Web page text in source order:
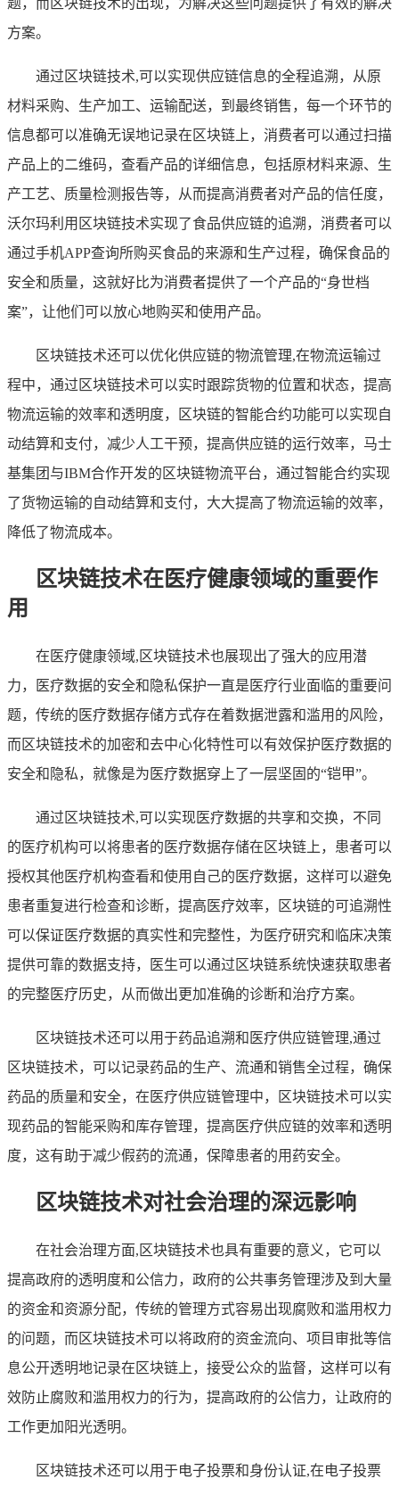
题，而区块链技术的出现，为解决这些问题提供了有效的解决
方案。
通过区块链技术,可以实现供应链信息的全程追溯，从原
材料采购、生产加工、运输配送，到最终销售，每一个环节的
信息都可以准确无误地记录在区块链上，消费者可以通过扫描
产品上的二维码，查看产品的详细信息，包括原材料来源、生
产工艺、质量检测报告等，从而提高消费者对产品的信任度，
沃尔玛利用区块链技术实现了食品供应链的追溯，消费者可以
通过手机APP查询所购买食品的来源和生产过程，确保食品的
安全和质量，这就好比为消费者提供了一个产品的“身世档
案”，让他们可以放心地购买和使用产品。
区块链技术还可以优化供应链的物流管理,在物流运输过
程中，通过区块链技术可以实时跟踪货物的位置和状态，提高
物流运输的效率和透明度，区块链的智能合约功能可以实现自
动结算和支付，减少人工干预，提高供应链的运行效率，马士
基集团与IBM合作开发的区块链物流平台，通过智能合约实现
了货物运输的自动结算和支付，大大提高了物流运输的效率，
降低了物流成本。
区块链技术在医疗健康领域的重要作
用
在医疗健康领域,区块链技术也展现出了强大的应用潜
力，医疗数据的安全和隐私保护一直是医疗行业面临的重要问
题，传统的医疗数据存储方式存在着数据泄露和滥用的风险，
而区块链技术的加密和去中心化特性可以有效保护医疗数据的
安全和隐私，就像是为医疗数据穿上了一层坚固的“铠甲”。
通过区块链技术,可以实现医疗数据的共享和交换，不同
的医疗机构可以将患者的医疗数据存储在区块链上，患者可以
授权其他医疗机构查看和使用自己的医疗数据，这样可以避免
患者重复进行检查和诊断，提高医疗效率，区块链的可追溯性
可以保证医疗数据的真实性和完整性，为医疗研究和临床决策
提供可靠的数据支持，医生可以通过区块链系统快速获取患者
的完整医疗历史，从而做出更加准确的诊断和治疗方案。
区块链技术还可以用于药品追溯和医疗供应链管理,通过
区块链技术，可以记录药品的生产、流通和销售全过程，确保
药品的质量和安全，在医疗供应链管理中，区块链技术可以实
现药品的智能采购和库存管理，提高医疗供应链的效率和透明
度，这有助于减少假药的流通，保障患者的用药安全。
区块链技术对社会治理的深远影响
在社会治理方面,区块链技术也具有重要的意义，它可以
提高政府的透明度和公信力，政府的公共事务管理涉及到大量
的资金和资源分配，传统的管理方式容易出现腐败和滥用权力
的问题，而区块链技术可以将政府的资金流向、项目审批等信
息公开透明地记录在区块链上，接受公众的监督，这样可以有
效防止腐败和滥用权力的行为，提高政府的公信力，让政府的
工作更加阳光透明。
区块链技术还可以用于电子投票和身份认证,在电子投票